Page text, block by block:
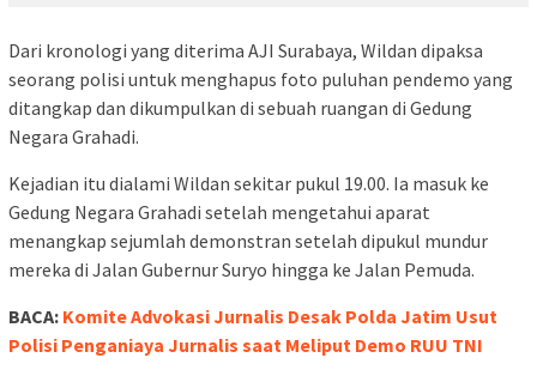
Dari kronologi yang diterima AJI Surabaya, Wildan dipaksa
seorang polisi untuk menghapus foto puluhan pendemo yang
ditangkap dan dikumpulkan di sebuah ruangan di Gedung
Negara Grahadi.
Kejadian itu dialami Wildan sekitar pukul 19.00. Ia masuk ke
Gedung Negara Grahadi setelah mengetahui aparat
menangkap sejumlah demonstran setelah dipukul mundur
mereka di Jalan Gubernur Suryo hingga ke Jalan Pemuda.
BACA: Komite Advokasi Jurnalis Desak Polda Jatim Usut
Polisi Penganiaya Jurnalis saat Meliput Demo RUU TNI